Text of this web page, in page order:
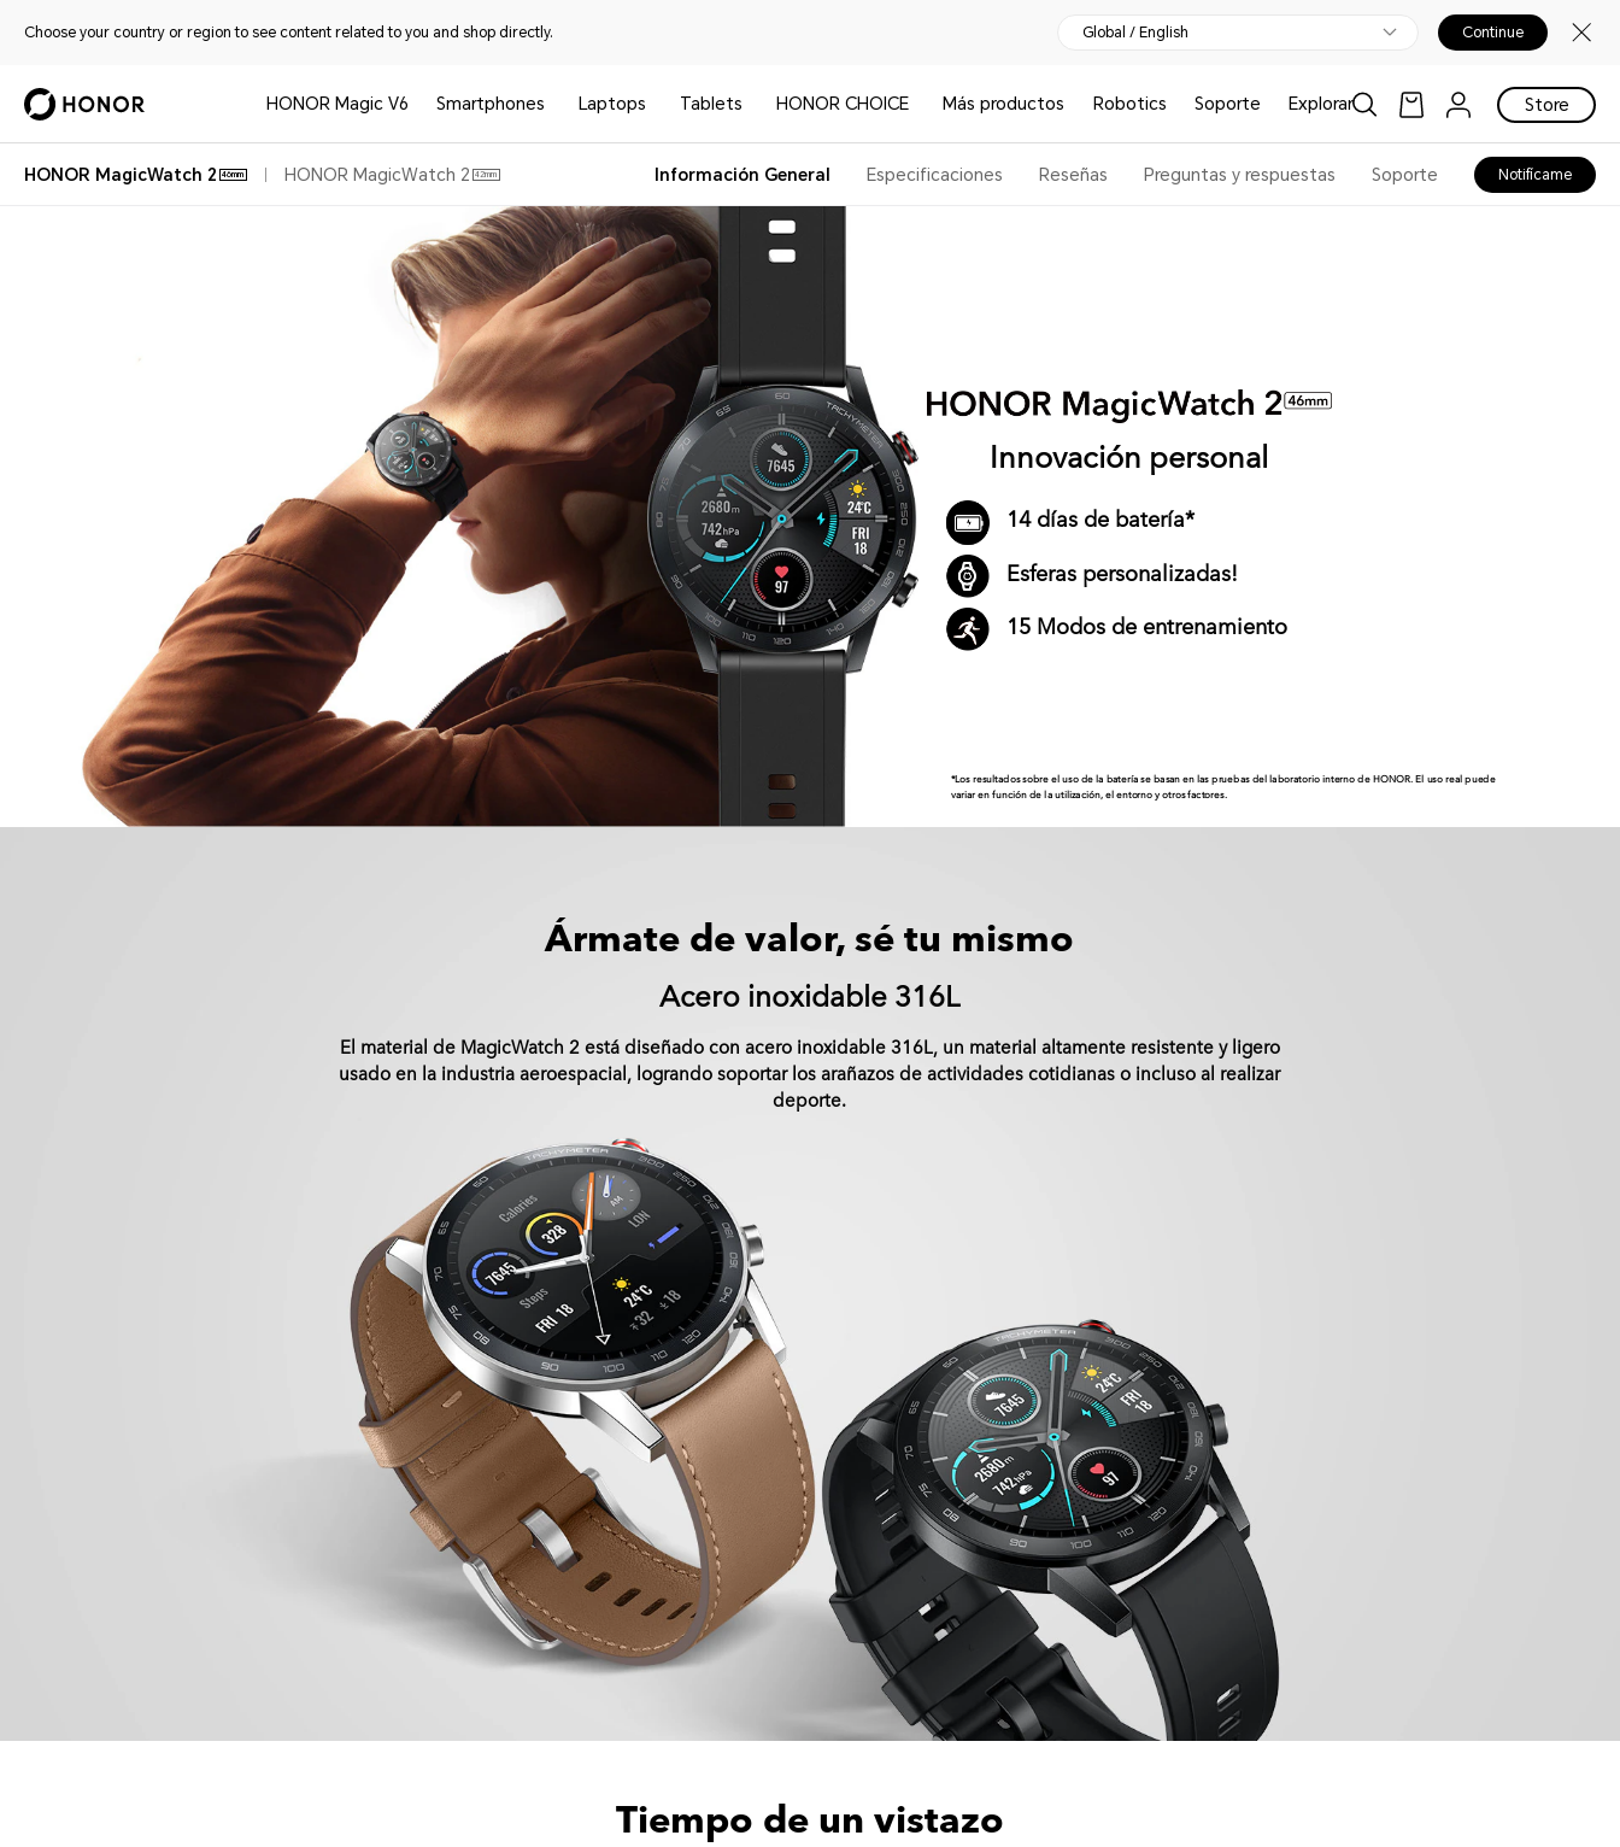
Choose your country or region to see content related to you and shop directly. Global / English Continue
HONOR Magic V6 Smartphones Laptops Tablets HONOR CHOICE Más productos Robotics Soporte Explorar Store
HONOR MagicWatch 2 46mm HONOR MagicWatch 2 42mm Información General Especificaciones Reseñas Preguntas y respuestas Soporte Notifícame
Innovación personal
14 días de batería*
Esferas personalizadas!
15 Modos de entrenamiento
*Los resultados sobre el uso de la batería se basan en las pruebas del laboratorio interno de HONOR. El uso real puede
variar en función de la utilización, el entorno y otros factores.
Ármate de valor, sé tu mismo
Acero inoxidable 316L
El material de MagicWatch 2 está diseñado con acero inoxidable 316L, un material altamente resistente y ligero
usado en la industria aeroespacial, logrando soportar los arañazos de actividades cotidianas o incluso al realizar
deporte.
Tiempo de un vistazo